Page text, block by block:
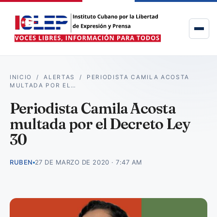
INICIO /ALERTAS / PERIODISTA CAMILA ACOSTA
MULTADA POR EL…
Periodista Camila Acosta
multada por el Decreto Ley
30
RUBEN 27 DE MARZO DE 2020 · 7:47 AM